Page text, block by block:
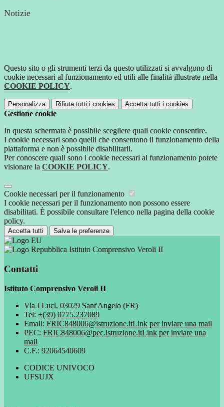
Notizie
Questo sito o gli strumenti terzi da questo utilizzati si avvalgono di
cookie necessari al funzionamento ed utili alle finalità illustrate nella
COOKIE POLICY.
Personalizza Rifiuta tutti i cookies Accetta tutti i cookies
Gestione cookie
In questa schermata è possibile scegliere quali cookie consentire.
I cookie necessari sono quelli che consentono il funzionamento della
piattaforma e non è possibile disabilitarli.
Per conoscere quali sono i cookie necessari al funzionamento potete
visionare la COOKIE POLICY.
Cookie necessari per il funzionamento
I cookie necessari per il funzionamento non possono essere
disabilitati. È possibile consultare l'elenco nella pagina della cookie
policy.
Accetta tutti Salva le preferenze
Istituto Comprensivo Veroli II
Contatti
Istituto Comprensivo Veroli II
Via I Luci, 03029 Sant'Angelo (FR)
Tel: +(39) 0775.237089
Email: FRIC848006@istruzione.itLink per inviare una mail
PEC: FRIC848006@pec.istruzione.itLink per inviare una
mail
C.F.: 92064540609
CODICE UNIVOCO
UFSUJX